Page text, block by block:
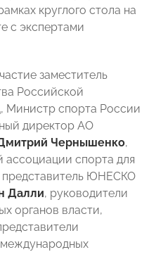
круглого стола на
с экспертами
заместитель
Российской
, Министр спорта России
директор АО
Чернышенко,
спорта для
представитель ЮНЕСКО
Далли, руководители
органов власти,